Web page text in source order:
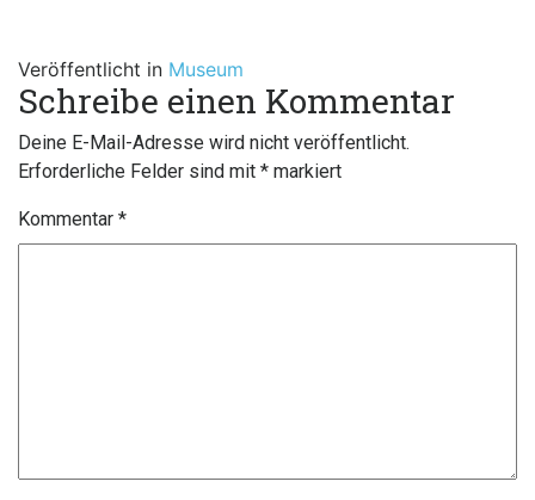
Veröffentlicht in Museum
Schreibe einen Kommentar
Deine E-Mail-Adresse wird nicht veröffentlicht.
Erforderliche Felder sind mit * markiert
Kommentar *